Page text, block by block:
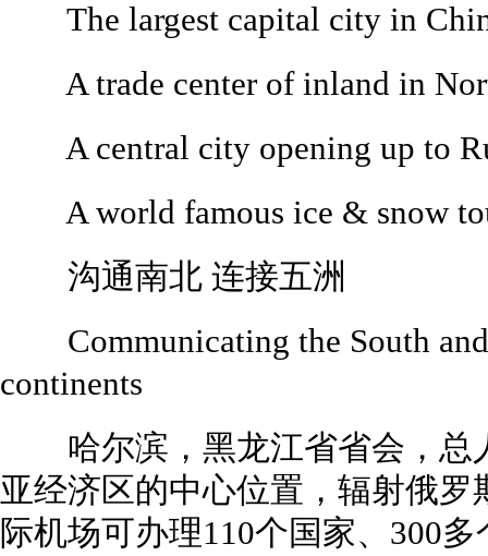
The largest capital city in
A trade center of inland in
A central city opening up to
A world famous ice & snow
沟通南北 连接五洲
Communicating the South
continents
哈尔滨，黑龙江省省会，总
亚经济区的中心位置，辐射俄
际机场可办理110个国家、300